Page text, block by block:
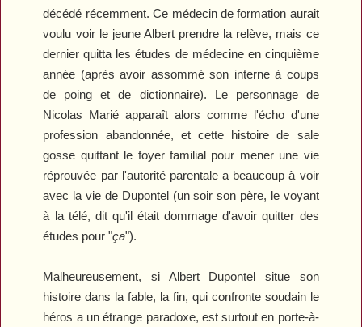
décédé récemment. Ce médecin de formation aurait
voulu voir le jeune Albert prendre la relève, mais ce
dernier quitta les études de médecine en cinquième
année (après avoir assommé son interne à coups
de poing et de dictionnaire). Le personnage de
Nicolas Marié apparaît alors comme l'écho d'une
profession abandonnée, et cette histoire de sale
gosse quittant le foyer familial pour mener une vie
réprouvée par l'autorité parentale a beaucoup à voir
avec la vie de Dupontel (un soir son père, le voyant
à la télé, dit qu'il était dommage d'avoir quitter des
études pour "ça").
Malheureusement, si Albert Dupontel situe son
histoire dans la fable, la fin, qui confronte soudain le
héros a un étrange paradoxe, est surtout en porte-à-